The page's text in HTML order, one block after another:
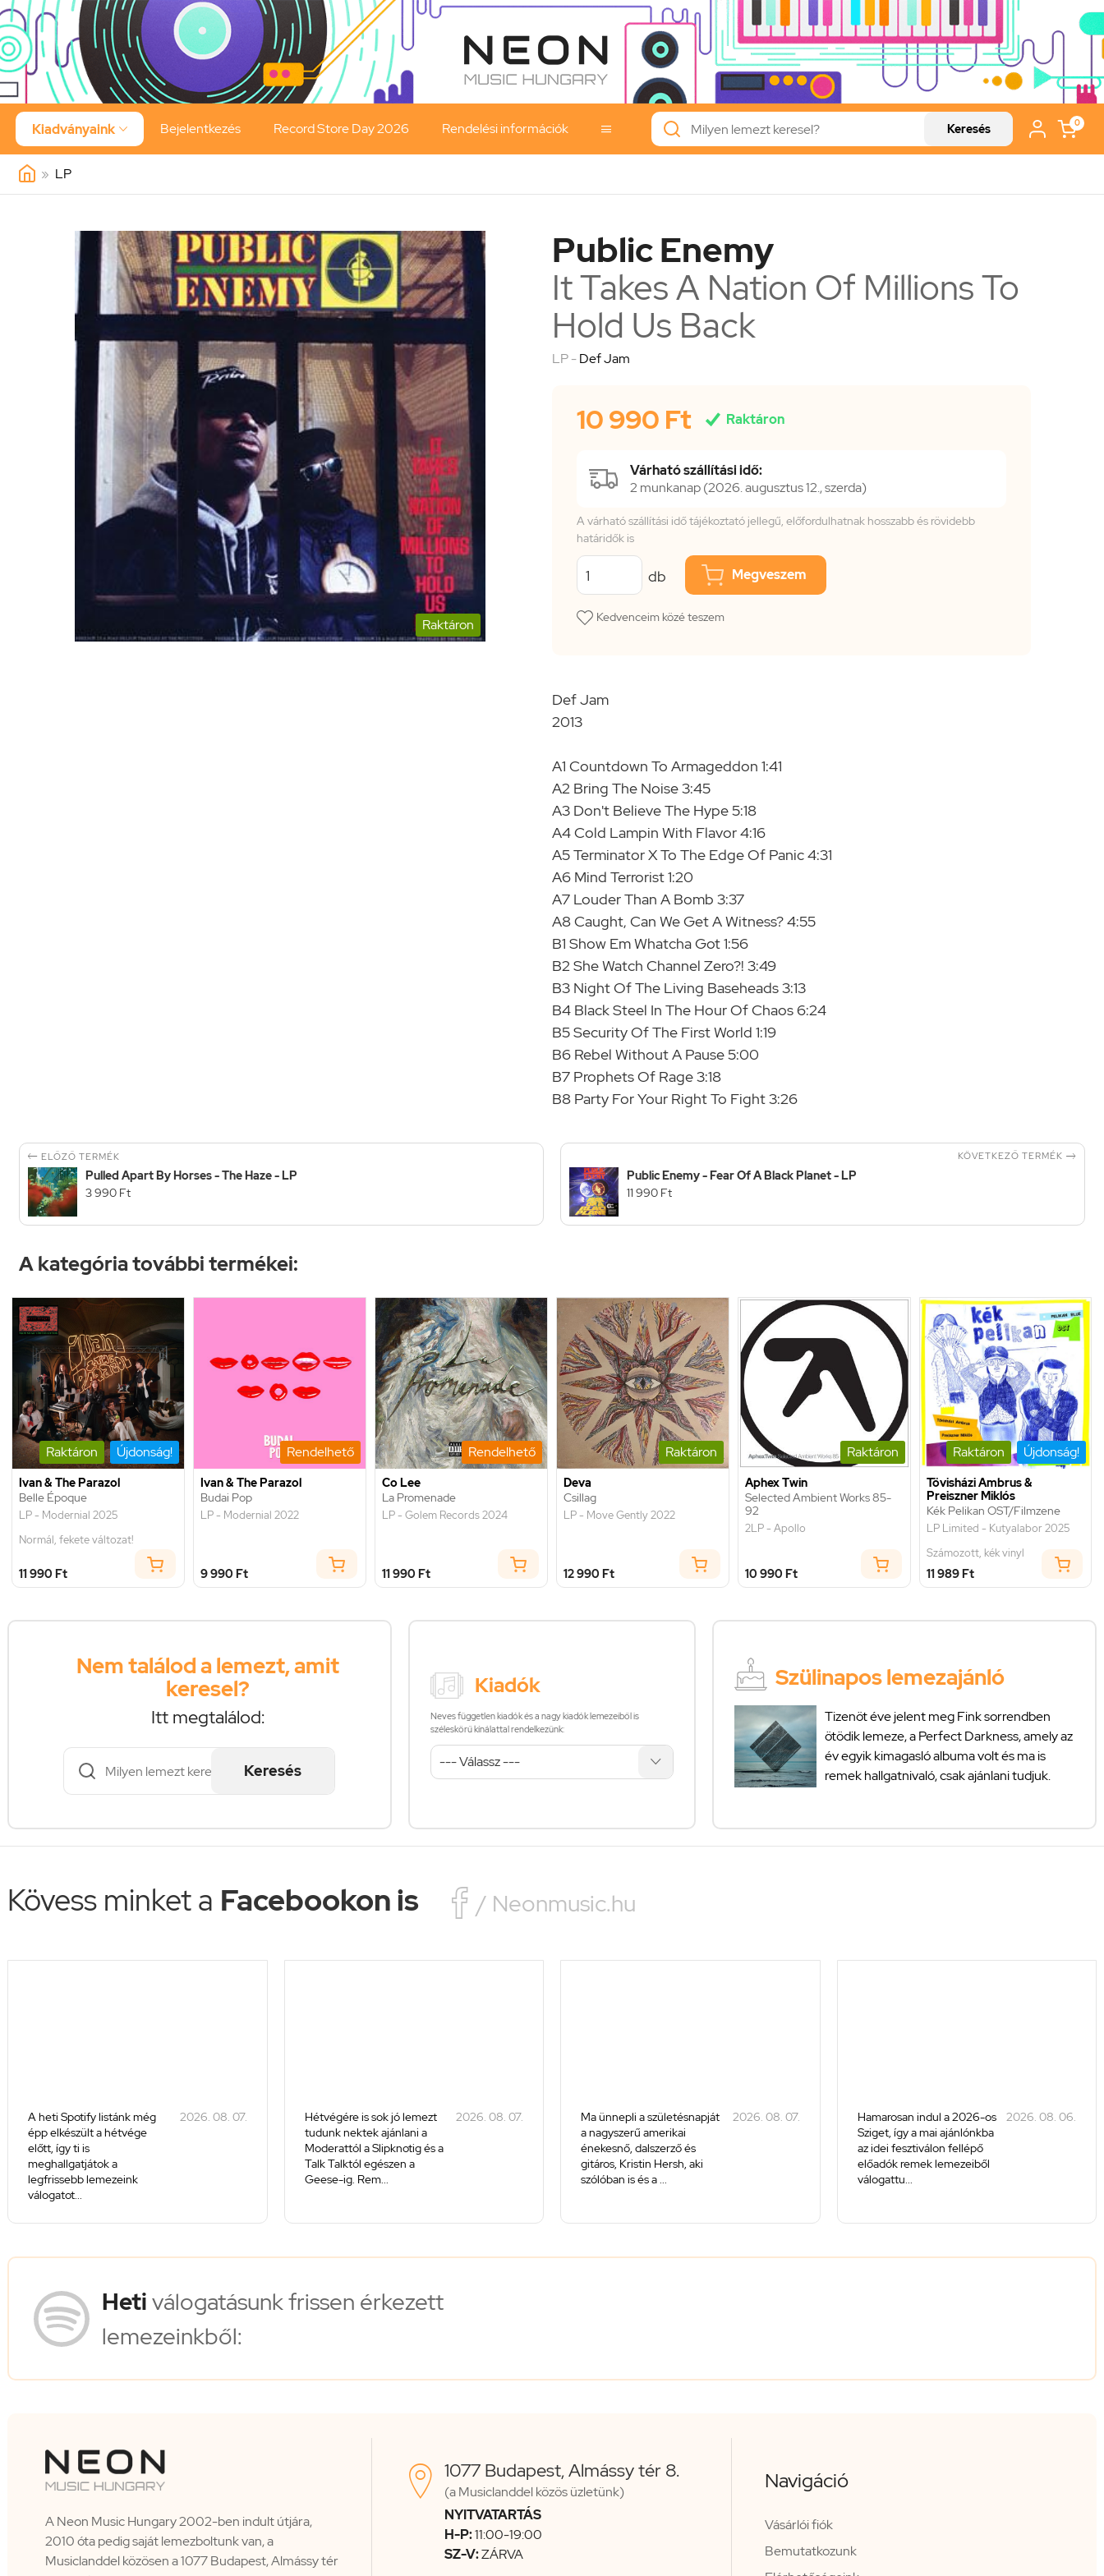
Kiadványaink  Bejelentkezés Record Store Day 2026 Rendelési információk  Keresés 0
» LP
Raktáron
Public Enemy
It Takes A Nation Of Millions To
Hold Us Back
LP -Def Jam
10 990 Ft  Raktáron
Várható szállítási idő:
2 munkanap (2026. augusztus 12., szerda)
A várható szállítási idő tájékoztató jellegű, előfordulhatnak hosszabb és rövidebb
határidők is
db Megveszem
Kedvenceim közé teszem
Def Jam
2013
A1 Countdown To Armageddon 1:41
A2 Bring The Noise 3:45
A3 Don't Believe The Hype 5:18
A4 Cold Lampin With Flavor 4:16
A5 Terminator X To The Edge Of Panic 4:31
A6 Mind Terrorist 1:20
A7 Louder Than A Bomb 3:37
A8 Caught, Can We Get A Witness? 4:55
B1 Show Em Whatcha Got 1:56
B2 She Watch Channel Zero?! 3:49
B3 Night Of The Living Baseheads 3:13
B4 Black Steel In The Hour Of Chaos 6:24
B5 Security Of The First World 1:19
B6 Rebel Without A Pause 5:00
B7 Prophets Of Rage 3:18
B8 Party For Your Right To Fight 3:26
 ELŐZŐ TERMÉK
Pulled Apart By Horses - The Haze - LP
3 990 Ft
KÖVETKEZŐ TERMÉK 
Public Enemy - Fear Of A Black Planet - LP
11 990 Ft
A kategória további termékei:
Raktáron Újdonság!
Ivan & The Parazol
Belle Époque
LP - Modernial 2025
Normál, fekete változat!
11 990 Ft
Rendelhető
Ivan & The Parazol
Budai Pop
LP - Modernial 2022
9 990 Ft
Rendelhető
Co Lee
La Promenade
LP - Golem Records 2024
11 990 Ft
Raktáron
Deva
Csillag
LP - Move Gently 2022
12 990 Ft
Raktáron
Aphex Twin
Selected Ambient Works 85-
92
2LP - Apollo
10 990 Ft
Raktáron Újdonság!
Tövisházi Ambrus &
Preiszner Miklós
Kék Pelikan OST/Filmzene
LP Limited - Kutyalabor 2025
Számozott, kék vinyl
11 989 Ft
Nem találod a lemezt, amit
keresel?
Itt megtalálod:
Keresés
Kiadók
Neves független kiadók és a nagy kiadók lemezeiből is
széleskörű kínálattal rendelkezünk:
Szülinapos lemezajánló
Tizenöt éve jelent meg Fink sorrendben
ötödik lemeze, a Perfect Darkness, amely az
év egyik kimagasló albuma volt és ma is
remek hallgatnivaló, csak ajánlani tudjuk.
Kövess minket a Facebookon is  / Neonmusic.hu
A heti Spotify listánk még
épp elkészült a hétvége
előtt, így ti is
meghallgatjátok a
legfrissebb lemezeink
válogatot...
2026. 08. 07.
Hétvégére is sok jó lemezt
tudunk nektek ajánlani a
Moderattól a Slipknotig és a
Talk Talktól egészen a
Geese-ig. Rem...
2026. 08. 07.
Ma ünnepli a születésnapját
a nagyszerű amerikai
énekesnő, dalszerző és
gitáros, Kristin Hersh, aki
szólóban is és a ...
2026. 08. 07.
Hamarosan indul a 2026-os
Sziget, így a mai ajánlónkba
az idei fesztiválon fellépő
előadók remek lemezeiből
válogattu...
2026. 08. 06.
Hetiválogatásunk frissen érkezett
lemezeinkből:
A Neon Music Hungary 2002-ben indult útjára,
2010 óta pedig saját lemezboltunk van, a
Musiclanddel közösen a 1077 Budapest, Almássy tér
 1077 Budapest, Almássy tér 8.
(a Musiclanddel közös üzletünk)
NYITVATARTÁS
H-P:11:00-19:00
SZ-V:ZÁRVA
Navigáció
Vásárlói fiók
Bemutatkozunk